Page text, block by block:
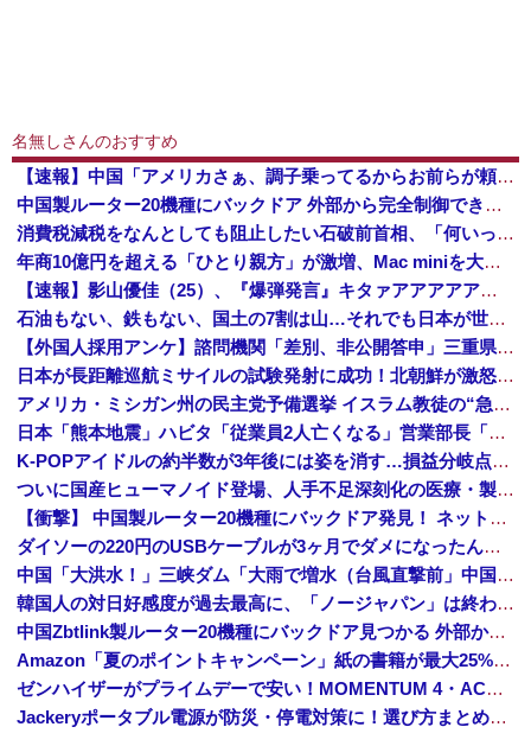
名無しさんのおすすめ
【速報】中国「アメリカさぁ、調子乗ってるからお前らが頼ってる軍用中国ドローン輸出禁止するわw」
中国製ルーター20機種にバックドア 外部から完全制御できる機能が仕込まれていた
消費税減税をなんとしても阻止したい石破前首相、「何いってんのこいつ」と有権者をドン引きさせるよな屁理屈を……
年商10億円を超える「ひとり親方」が激増、Mac miniを大量購入しAIを従業員代わりに
【速報】影山優佳（25）、『爆弾発言』キタァアアアアアーーーーー！！
石油もない、鉄もない、国土の7割は山…それでも日本が世界屈指の経済大国になれた「勤勉さ」以外の勝因！
【外国人採用アンケ】諮問機関「差別、非公開答申」三重県「差別に当たらず、公表する方針を決定した」
日本が長距離巡航ミサイルの試験発射に成功！北朝鮮が激怒「日本が戦争国家になろうとしている」「絶対に傍観しない、必ず後悔させる」
アメリカ・ミシガン州の民主党予備選挙 イスラム教徒の“急進左派”候補が勝利確実に⋯トランプ氏は批判
日本「熊本地震」ハビタ「従業員2人亡くなる」営業部長「イオンのスタッフに制止されなかった」日本「部長が連絡後の店員行動を証言（謎」イオン「再入館可能の事実ない」→
K-POPアイドルの約半数が3年後には姿を消す…損益分岐点突破は4％未満
ついに国産ヒューマノイド登場、人手不足深刻化の医療・製造現場などでの活用想定！
【衝撃】 中国製ルーター20機種にバックドア発見！ ネットに繋ぐだけで35秒ごとに中国のサーバーと通信
ダイソーの220円のUSBケーブルが3ヶ月でダメになったんやが
中国「大洪水！」三峡ダム「大雨で増水（台風直撃前」中国ダム「緊急放流！」中国鉄道「列車が走行中に流される」中国避難所「支援物資は有料です」謎の勢力「え」→
韓国人の対日好感度が過去最高に、「ノージャパン」は終わった？＝ネット「中国より100倍いい」
中国Zbtlink製ルーター20機種にバックドア見つかる 外部から完全制御のおそれ
Amazon「夏のポイントキャンペーン」紙の書籍が最大25%ポイント還元 対象と条件を整理（2026年7月）
ゼンハイザーがプライムデーで安い！MOMENTUM 4・ACCENTUMなど対象モデルまとめ！
Jackeryポータブル電源が防災・停電対策に！選び方まとめ【プライムデー最終日】